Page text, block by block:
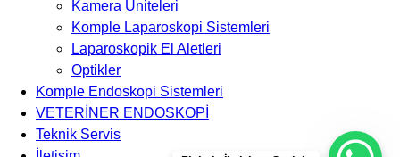
Kamera Üniteleri
Komple Laparoskopi Sistemleri
Laparoskopik El Aletleri
Optikler
Komple Endoskopi Sistemleri
VETERİNER ENDOSKOPİ
Teknik Servis